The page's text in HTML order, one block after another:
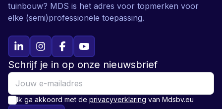
tuinbouw? MDS is het adres voor topmerken voor
elke (semi)professionele toepassing.
Schrijf je in op onze nieuwsbrief
Ik ga akkoord met de privacyverklaring van Mdsbv.eu